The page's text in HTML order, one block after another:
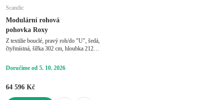
Scandic
Modulární rohová
pohovka Roxy
Z textilie bouclé, pravý roh/do "U", šedá,
čtyřmístná, šířka 302 cm, hloubka 212
Doručíme od 5. 10. 2026
64 596 Kč